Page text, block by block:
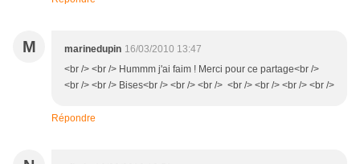
M marinedupin 16/03/2010 13:47
<br /> <br /> Hummm j'ai faim ! Merci pour ce partage<br />
<br /> <br /> Bises<br /> <br /> <br /> <br /> <br /> <br /> <br />
Répondre